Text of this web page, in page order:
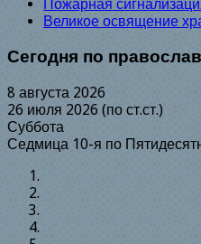
Пожарная
Великое освящение
Сегодня по
8 августа 2026
26 июля 2026 (по ст.ст.)
Суббота
Седмица 10-я по